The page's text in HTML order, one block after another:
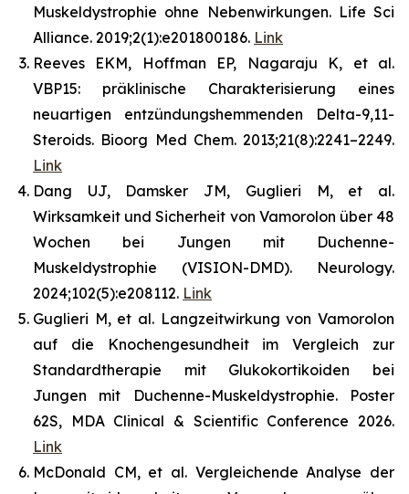
Muskeldystrophie ohne Nebenwirkungen. Life Sci
Alliance. 2019;2(1):e201800186. Link
Reeves EKM, Hoffman EP, Nagaraju K, et al.
VBP15: präklinische Charakterisierung eines
neuartigen entzündungshemmenden Delta-9,11-
Steroids. Bioorg Med Chem. 2013;21(8):2241–2249.
Link
Dang UJ, Damsker JM, Guglieri M, et al.
Wirksamkeit und Sicherheit von Vamorolon über 48
Wochen bei Jungen mit Duchenne-
Muskeldystrophie (VISION-DMD). Neurology.
2024;102(5):e208112. Link
Guglieri M, et al. Langzeitwirkung von Vamorolon
auf die Knochengesundheit im Vergleich zur
Standardtherapie mit Glukokortikoiden bei
Jungen mit Duchenne-Muskeldystrophie. Poster
62S, MDA Clinical & Scientific Conference 2026.
Link
McDonald CM, et al. Vergleichende Analyse der